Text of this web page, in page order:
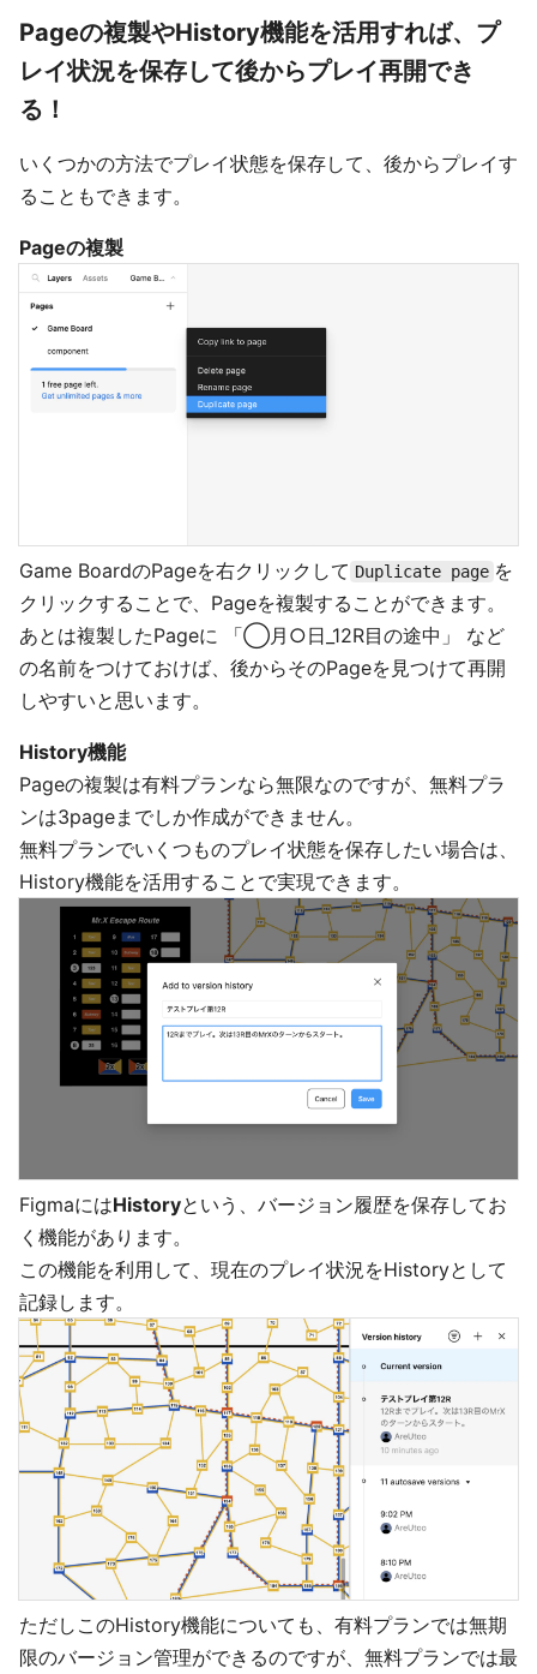
Pageの複製やHistory機能を活用すれば、プ
レイ状況を保存して後からプレイ再開でき
る！
いくつかの方法でプレイ状態を保存して、後からプレイす
ることもできます。
Pageの複製
Game BoardのPageを右クリックして Duplicate page を
クリックすることで、Pageを複製することができます。
あとは複製したPageに 「◯月○日_12R目の途中」 など
の名前をつけておけば、後からそのPageを見つけて再開
しやすいと思います。
History機能
Pageの複製は有料プランなら無限なのですが、無料プラ
ンは3pageまでしか作成ができません。
無料プランでいくつものプレイ状態を保存したい場合は、
History機能を活用することで実現できます。
FigmaにはHistoryという、バージョン履歴を保存してお
く機能があります。
この機能を利用して、現在のプレイ状況をHistoryとして
記録します。
ただしこのHistory機能についても、有料プランでは無期
限のバージョン管理ができるのですが、無料プランでは最